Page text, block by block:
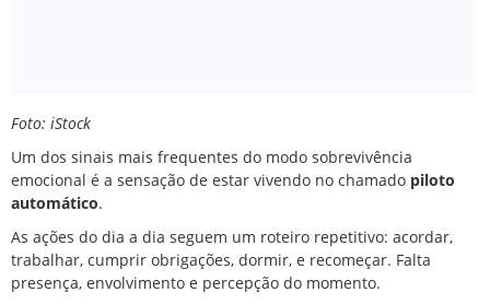
Foto: iStock
Um dos sinais mais frequentes do modo sobrevivência
emocional é a sensação de estar vivendo no chamado piloto
automático.
As ações do dia a dia seguem um roteiro repetitivo: acordar,
trabalhar, cumprir obrigações, dormir, e recomeçar. Falta
presença, envolvimento e percepção do momento.